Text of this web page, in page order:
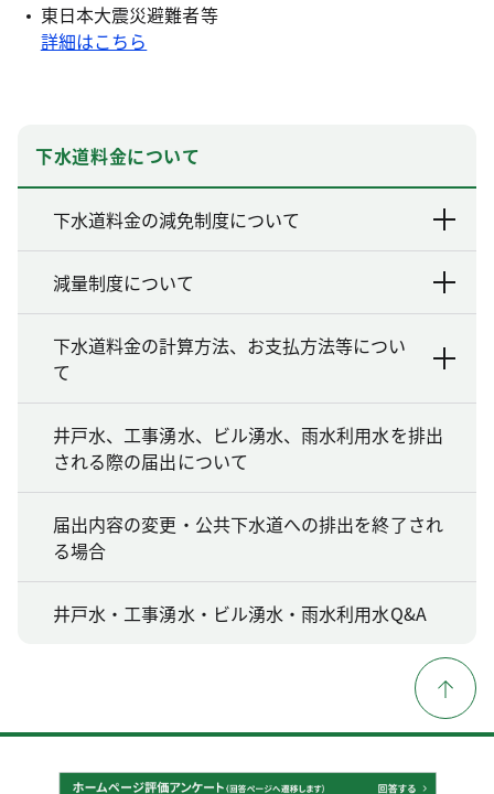
東日本大震災避難者等
詳細はこちら
下水道料金について
下水道料金の減免制度について
減量制度について
下水道料金の計算方法、お支払方法等につい
て
井戸水、工事湧水、ビル湧水、雨水利用水を排出
される際の届出について
届出内容の変更・公共下水道への排出を終了され
る場合
井戸水・工事湧水・ビル湧水・雨水利用水Q&A